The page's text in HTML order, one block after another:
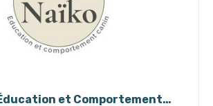
et Comportement